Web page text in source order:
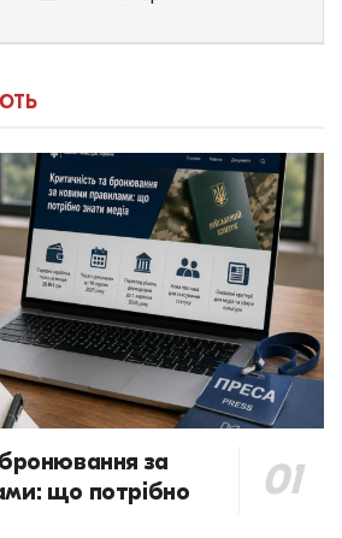
за
що потрібно